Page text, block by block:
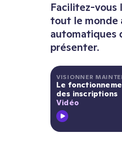
Facilitez-vous
tout le monde
automatiques
présenter.
VISIONNER
Le
des inscriptions
Vidéo